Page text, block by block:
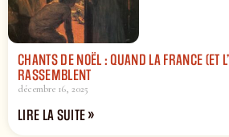
CHANTS DE NOËL : QUAND LA FRANCE (ET
RASSEMBLENT
décembre 16, 2025
LIRE LA SUITE »